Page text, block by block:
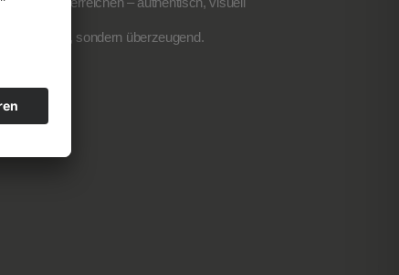
sichtbar, sondern überzeugend.